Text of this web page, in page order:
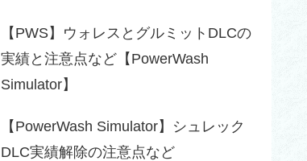
【PWS】ウォレスとグルミットDLCの
実績と注意点など【PowerWash
Simulator】
【PowerWash Simulator】シュレック
DLC実績解除の注意点など